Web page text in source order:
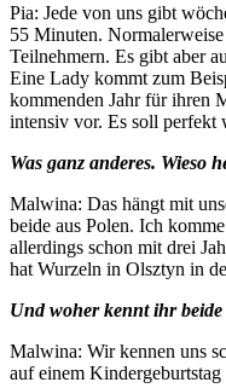
Pia: Jede von uns gibt
55 Minuten.
Teilnehmern. Es gibt aber
Eine Lady kommt zum
kommenden Jahr für ihren
intensiv vor. Es soll perfekt
Was ganz anderes. Wieso
Malwina: Das hängt mit
beide aus Polen. Ich
allerdings schon mit drei
hat Wurzeln in Olsztyn in
Und woher kennt ihr beide
Malwina: Wir kennen uns
auf einem